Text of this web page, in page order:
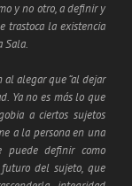
y no otro, a definir y
trastoca la existencia
Sala.
alegar que “al dejar
Ya no es más lo que
a ciertos sujetos
a la persona en una
puede definir como
del sujeto, que